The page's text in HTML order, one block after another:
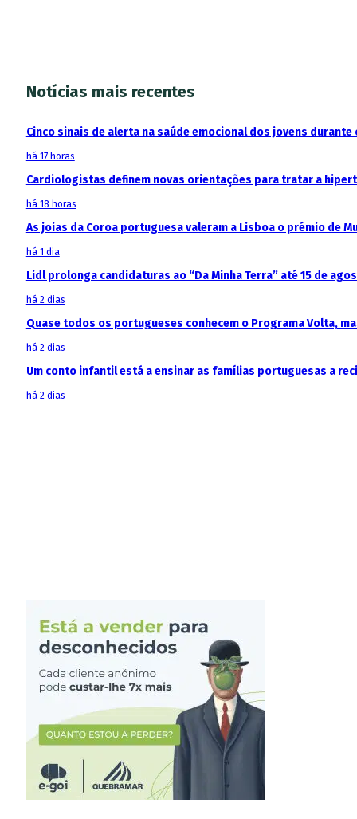
Notícias mais recentes
Cinco sinais de alerta na saúde emocional dos jovens durante
há 17 horas
Cardiologistas definem novas orientações para tratar a
há 18 horas
As joias da Coroa portuguesa valeram a Lisboa o prémio de
há 1 dia
Lidl prolonga candidaturas ao “Da Minha Terra” até 15 de
há 2 dias
Quase todos os portugueses conhecem o Programa Volta,
há 2 dias
Um conto infantil está a ensinar as famílias portuguesas a
há 2 dias